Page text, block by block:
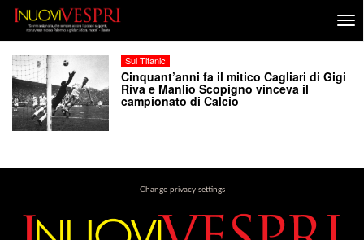
Sul Titanic
Cinquant’anni fa il mitico Cagliari di Gigi
Riva e Manlio Scopigno vinceva il
campionato di Calcio
Change privacy settings